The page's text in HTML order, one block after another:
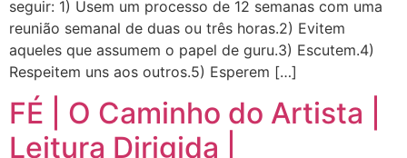
seguir: 1) Usem um processo de 12 semanas com uma
reunião semanal de duas ou três horas.2) Evitem
aqueles que assumem o papel de guru.3) Escutem.4)
Respeitem uns aos outros.5) Esperem […]
FÉ | O Caminho do Artista |
Leitura Dirigida |